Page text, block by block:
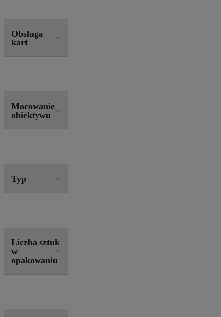
Obsługa
kart
Mocowanie
obiektywu
Typ
Liczba sztuk
w
opakowaniu